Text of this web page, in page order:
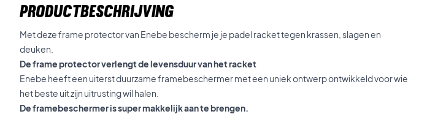
PRODUCTBESCHRIJVING
Met deze frame protector van Enebe bescherm je je padel racket tegen krassen, slagen en
deuken.
De frame protector verlengt de levensduur van het racket
Enebe heeft een uiterst duurzame framebeschermer met een uniek ontwerp ontwikkeld voor wie
het beste uit zijn uitrusting wil halen.
De framebeschermer is super makkelijk aan te brengen.